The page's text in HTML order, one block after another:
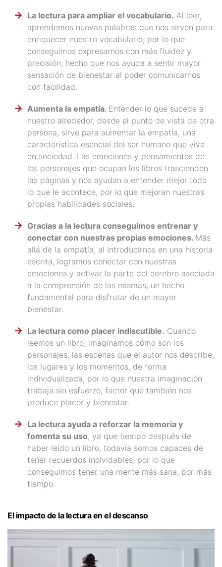
La lectura para ampliar el vocabulario. Al leer,
aprendemos nuevas palabras que nos sirven para
enriquecer nuestro vocabulario, por lo que
conseguimos expresarnos con más fluidez y
precisión, hecho que nos ayuda a sentir mayor
sensación de bienestar al poder comunicarnos
con facilidad.
Aumenta la empatía. Entender lo que sucede a
nuestro alrededor, desde el punto de vista de otra
persona, sirve para aumentar la empatía, una
característica esencial del ser humano que vive
en sociedad. Las emociones y pensamientos de
los personajes que ocupan los libros trascienden
las páginas y nos ayudan a entender mejor todo
lo que le acontece, por lo que mejoran nuestras
propias habilidades sociales.
Gracias a la lectura conseguimos entrenar y
conectar con nuestras propias emociones. Más
allá de la empatía, al introducirnos en una historia
escrita, logramos conectar con nuestras
emociones y activar la parte del cerebro asociada
a la comprensión de las mismas, un hecho
fundamental para disfrutar de un mayor
bienestar.
La lectura como placer indiscutible. Cuando
leemos un libro, imaginamos cómo son los
personajes, las escenas que el autor nos describe,
los lugares y los momentos, de forma
individualizada, por lo que nuestra imaginación
trabaja sin esfuerzo, factor que también nos
produce placer y bienestar.
La lectura ayuda a reforzar la memoria y
fomenta su uso, ya que tiempo después de
haber leído un libro, todavía somos capaces de
tener recuerdos inolvidables, por lo que
conseguimos tener una mente más sana, por más
tiempo.
El impacto de la lectura en el descanso